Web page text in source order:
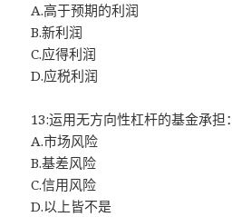
A.高于预期的利润
B.新利润
C.应得利润
D.应税利润
13:运用无方向性杠杆的基金承担：
A.市场风险
B.基差风险
C.信用风险
D.以上皆不是